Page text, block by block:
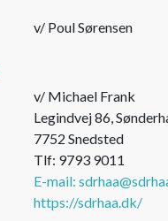
v/ Poul Sørensen
v/ Michael Frank
Legindvej 86,
7752 Snedsted
Tlf: 9793 9011
E-mail:
https://sdrhaa.dk/